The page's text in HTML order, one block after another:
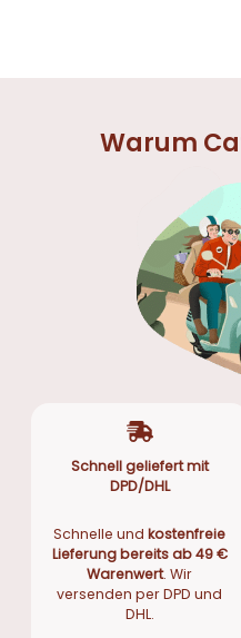
Warum
Schnell geliefert mit
DPD/DHL
Schnelle undkostenfreie
Lieferung bereits ab 49 €
Warenwert. Wir
versenden per DPD und
DHL.